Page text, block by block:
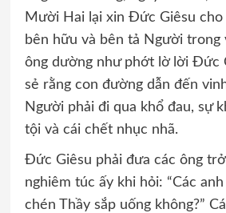
Mười Hai lại xin Đức Giêsu
bên hữu và bên tả Người trong
ông dường như phớt lờ lời Đức
sẻ rằng con đường dẫn đến
Người phải đi qua khổ đau, sự
tội và cái chết nhục nhã.
Đức Giêsu phải đưa các ông
nghiêm túc ấy khi hỏi: “Các
chén Thầy sắp uống không?”